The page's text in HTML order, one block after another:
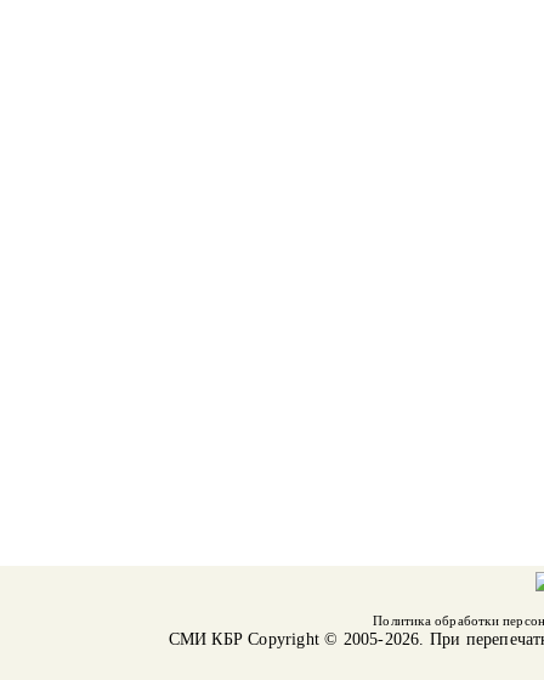
Политика обработки
СМИ КБРCopyright © 2005-2026. При